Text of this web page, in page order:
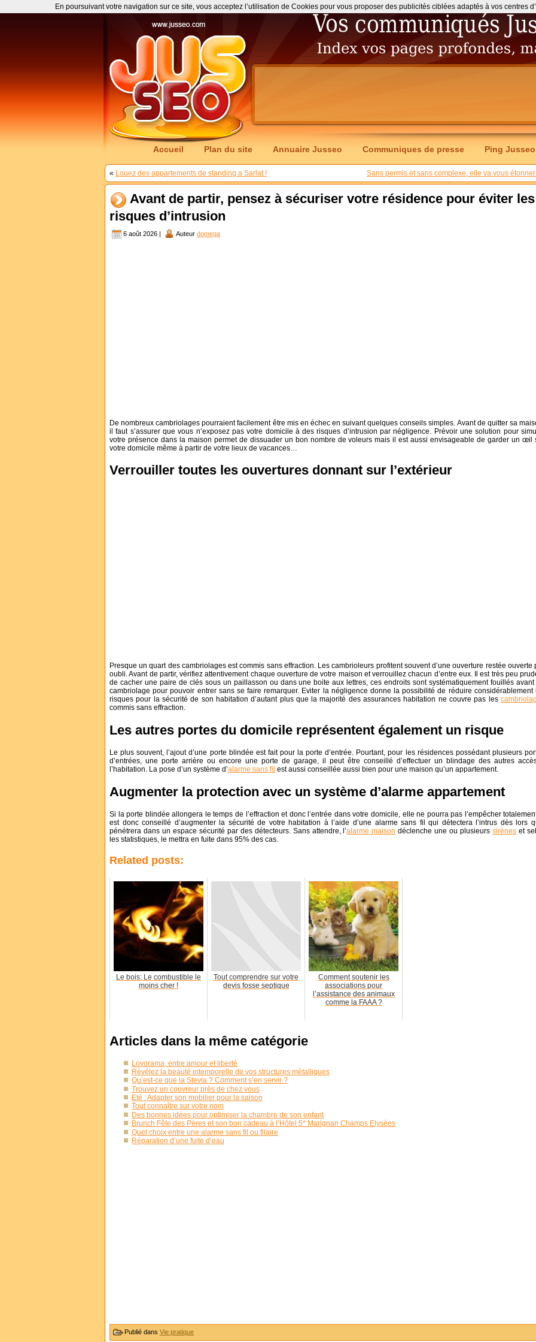
Accueil Plan du site Annuaire Jusseo Communiques de presse Ping Jusseo
« Louez des appartements de standing a Sarlat ! Sans permis et sans complexe, elle va vous
Avant de partir, pensez à sécuriser votre résidence pour éviter les
risques d’intrusion
6 août 2026 | Auteur domega
De nombreux cambriolages pourraient facilement être mis en échec en suivant quelques conseils simples. Avant de quitter sa
il faut s’assurer que vous n’exposez pas votre domicile à des risques d’intrusion par négligence. Prévoir une solution pour
votre présence dans la maison permet de dissuader un bon nombre de voleurs mais il est aussi envisageable de garder un œil
votre domicile même à partir de votre lieux de vacances…
Verrouiller toutes les ouvertures donnant sur l’extérieur
Presque un quart des cambriolages est commis sans effraction. Les cambrioleurs profitent souvent d’une ouverture restée ouverte
oubli. Avant de partir, vérifiez attentivement chaque ouverture de votre maison et verrouillez chacun d’entre eux. Il est très peu
de cacher une paire de clés sous un paillasson ou dans une boite aux lettres, ces endroits sont systématiquement fouillés avant
cambriolage pour pouvoir entrer sans se faire remarquer. Eviter la négligence donne la possibilité de réduire considérablement
risques pour la sécurité de son habitation d’autant plus que la majorité des assurances habitation ne couvre pas les
commis sans effraction.
Les autres portes du domicile représentent également un risque
Le plus souvent, l’ajout d’une porte blindée est fait pour la porte d’entrée. Pourtant, pour les résidences possédant plusieurs
d’entrées, une porte arrière ou encore une porte de garage, il peut être conseillé d’effectuer un blindage des autres
l’habitation. La pose d’un système d’alarme sans fil est aussi conseillée aussi bien pour une maison qu’un appartement.
Augmenter la protection avec un système d’alarme appartement
Si la porte blindée allongera le temps de l’effraction et donc l’entrée dans votre domicile, elle ne pourra pas l’empêcher
est donc conseillé d’augmenter la sécurité de votre habitation à l’aide d’une alarme sans fil qui détectera l’intrus dès lors
pénétrera dans un espace sécurité par des détecteurs. Sans attendre, l’alarme maison déclenche une ou plusieurssirènes et
les statistiques, le mettra en fuite dans 95% des cas.
Related posts:
Le bois: Le combustible le
moins cher !
Tout comprendre sur votre
devis fosse septique
Comment soutenir les
associations pour
l’assistance des animaux
comme la FAAA ?
Articles dans la même catégorie
Lovorama, entre amour et liberté
Révélez la beauté intemporelle de vos structures métalliques
Qu’est-ce que la Stevia ? Comment s’en servir ?
Trouvez un couvreur près de chez vous
Eté : Adapter son mobilier pour la saison
Tout connaître sur votre nom
Des bonnes idées pour optimiser la chambre de son enfant
Brunch Fête des Pères et son bon cadeau à l’Hôtel 5* Marignan Champs Élysées
Quel choix entre une alarme sans fil ou filaire
Réparation d’une fuite d’eau
Publié dans Vie pratique
En poursuivant votre navigation sur ce site, vous acceptez l’utilisation de Cookies pour vous proposer des publicités ciblées adaptés à vos centres